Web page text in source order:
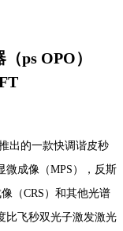
ps OPO）
出的一款快调谐皮秒
微成像（MPS），反斯
（CRS）和其他光谱
比飞秒双光子激发激光